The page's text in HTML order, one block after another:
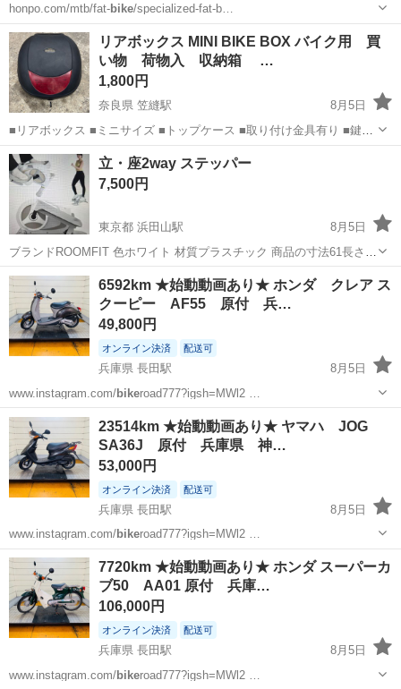
honpo.com/mtb/fat-bike/specialized-fat-b…
北海道 北見市 マウンテンバイク
リアボックス MINI BIKE BOX バイク用 買
い物 荷物入 収納箱 …
1,800円
奈良県 笠縫駅
8月5日
■リアボックス ■ミニサイズ ■トップケース ■取り付け金具有り ■鍵有
り ■中古品 ■装着確認用写真有
奈良 磯城郡 笠縫駅
立・座2way ステッパー
7,500円
東京都 浜田山駅
8月5日
ブランドROOMFIT 色ホワイト 材質プラスチック 商品の寸法61長さ x
45幅 x 30高さ cm 商品の重量11 キログラム 重量制限100000 グラム
立っても座ってもできる2WAYバイク。 楕円モーションのため...
東京 杉並区 浜田山駅 フィットネス、トレーニング
6592km ★始動動画あり★ ホンダ クレア ス
クーピー AF55 原付 兵…
49,800円
オンライン決済 配送可
兵庫県 長田駅
8月5日
www.instagram.com/bikeroad777?igsh=MWl2 …
兵庫 神戸市 ホンダ ヘルメット
23514km ★始動動画あり★ ヤマハ JOG
SA36J 原付 兵庫県 神…
53,000円
オンライン決済 配送可
兵庫県 長田駅
8月5日
www.instagram.com/bikeroad777?igsh=MWl2 …
兵庫 神戸市 長田駅 ヤマハ ヘルメット
7720km ★始動動画あり★ ホンダ スーパーカ
ブ50 AA01 原付 兵庫…
106,000円
オンライン決済 配送可
兵庫県 長田駅
8月5日
www.instagram.com/bikeroad777?igsh=MWl2 …